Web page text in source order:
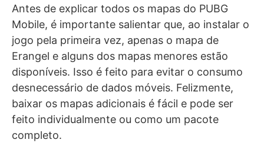
Antes de explicar todos os mapas do PUBG
Mobile, é importante salientar que, ao instalar o
jogo pela primeira vez, apenas o mapa de
Erangel e alguns dos mapas menores estão
disponíveis. Isso é feito para evitar o consumo
desnecessário de dados móveis. Felizmente,
baixar os mapas adicionais é fácil e pode ser
feito individualmente ou como um pacote
completo.